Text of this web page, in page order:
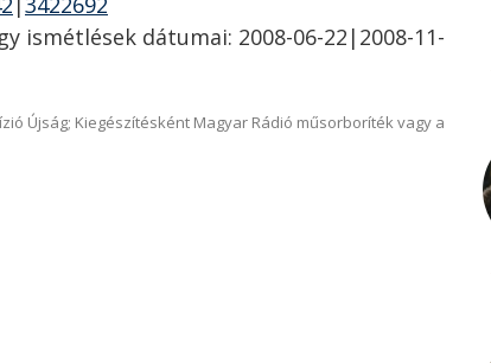
ismétlések dátumai: 2008-06-22|2008-11-
Újság; Kiegészítésként Magyar Rádió műsorboríték vagy a